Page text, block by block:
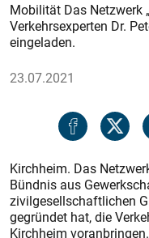
Mobilität Das Netzwerk
Verkehrsexperten Dr.
eingeladen.
23.07.2021
Kirchheim. Das
Bündnis aus
zivilgesellschaftlichen
gegründet hat, die
Kirchheim